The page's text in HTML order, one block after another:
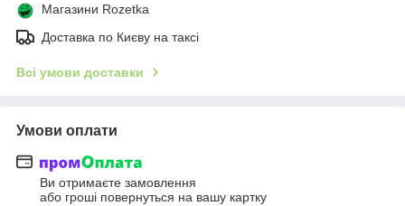
Магазини Rozetka
Доставка по Києву на таксі
Всі умови доставки
Умови оплати
Ви отримаєте замовлення
або гроші повернуться на вашу картку